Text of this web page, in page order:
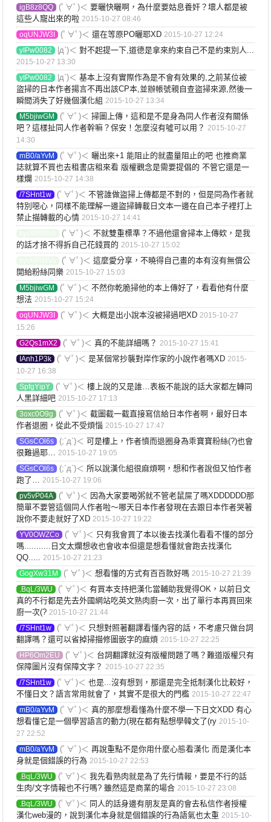
igB8z8QQ (ﾟ∀ﾟ)＜ 要曬快曬啊，為什麼要姑息養奸？壞人都是被
這些人寵出來的啦2015-10-27 08:46
oqUNJW3I
(ﾟ∀ﾟ)＜ 還在等原PO曬耶XD2015-10-27 12:24
yIPw0082
|д`)＜ 對不起提一下,道德是拿來約束自己不是約束別人...
2015-10-27 13:30
yIPw0082
|д`)＜ 基本上沒有實際作為是不會有效果的,之前某位被
盜掃的日本作者揚言不再出該CP本,並辦帳號親自查盜掃來源,然後一
瞬間消失了好幾個漢化組2015-10-27 13:34
M5bjiwGM
(ﾟ∀ﾟ)＜ 掃圖上傳，這和是不是身為同人作者沒有關係
吧？這樣扯同人作者幹嘛？保安！怎麼沒有噓可以用？2015-10-27
14:30
mB0/aYvM
(ﾟ∀ﾟ)＜ 曬出來+1 能阻止的就盡量阻止的吧 也推商業
誌就算不買也去租書店租來看 版權觀念是需要提倡的 不管它還是一
樣爛2015-10-27 14:38
/7SHnt1w
(ﾟ∀ﾟ)＜ 不管誰做盜掃上傳都是不對的，但是同為作者就
特別噁心，同樣不能理解一邊盜掃轉載日文本一邊在自己本子裡打上
禁止描轉載的心情2015-10-27 14:41
(ﾟ∀ﾟ)＜ 不就雙重標準？不過他還會掃本上傳欸，是我
的話才捨不得拆自己花錢買的2015-10-27 15:02
(ﾟ∀ﾟ)＜ 這麼愛分享，不曉得自己畫的本有沒有無償公
開給粉絲同樂2015-10-27 15:03
M5bjiwGM
(ﾟ∀ﾟ)＜ 不然你乾脆掃他的本上傳好了，看看他有什麼
想法2015-10-27 15:24
oqUNJW3I
(ﾟ∀ﾟ)＜ 大概是出小說本沒被掃過吧XD2015-10-27
15:26
G2Qs1mX2
(ﾟ∀ﾟ)＜ 真的不能詳細嗎？2015-10-27 15:41
IAnh1P3k
(ﾟ∀ﾟ)＜ 是某個常抄襲對岸作家的小說作者嗎XD2015-
10-27 16:38
SpfgYipY
(ﾟ∀ﾟ)＜ 樓上說的又是誰…表板不能說的話大家都左轉同
人黑詳細吧2015-10-27 17:13
3oxc0O9g
(ﾟ∀ﾟ)＜ 截圖截一截直接寫信給日本作者啊，最好日本
作者退圈，從此不受煩惱2015-10-27 17:47
SGsCOl6s
(;´д`)＜ 可是樓上，作者憤而退圈身為乖寶寶粉絲(?)也會
很難過耶…2015-10-27 19:05
SGsCOl6s
(;´д`)＜ 所以說漢化組很麻煩啊，想和作者說但又怕作者
跑了…2015-10-27 19:06
pv5vP04A
(ﾟ∀ﾟ)＜ 因為大家要喝粥就不管老鼠屎了嗎XDDDDDD那
簡單不要管這個同人作者啦～哪天日本作者發現在去跟日本作者哭著
說你不要走就好了XD2015-10-27 19:22
YV0OWZCo
(ﾟ∀ﾟ)＜ 只有我會買了本以後去找漢化看看不懂的部分
嗎...........日文太爛想收也會收本但還是想看懂就會跑去找漢化
QQ.....2015-10-27 21:23
GogXw31M
(ﾟ∀ﾟ)＜ 想看懂的方式有百百款好嗎2015-10-27 21:39
.BqL/3WU
(ﾟ∀ﾟ)＜ 有買本支持把漢化當輔助我覺得OK，以前日文
真的不行都是先去外國網站吃英文熟肉廚一次，出了單行本再買回來
廚一次(?2015-10-27 21:44
/7SHnt1w
(ﾟ∀ﾟ)＜ 只想對照著翻譯看懂內容的話，不考慮只做台詞
翻譯嗎？還可以省掉掃描修圖嵌字的麻煩2015-10-27 22:25
HP6Om2EU
(ﾟ∀ﾟ)＜ 台詞翻譯就沒有版權問題了嗎？難道版權只有
保障圖片沒有保障文字？2015-10-27 22:35
/7SHnt1w
(ﾟ∀ﾟ)＜ 也是...沒有想到，那還是完全抵制漢化比較好，
不懂日文？語言常用就會了，其實不是很大的門檻2015-10-27 22:47
mB0/aYvM
(ﾟ∀ﾟ)＜ 真的那麼想看懂為什麼不學一下日文XDD 有心
想看懂它是一個學習語言的動力(現在都有點想學韓文了(ry2015-10-
27 22:52
mB0/aYvM
(ﾟ∀ﾟ)＜ 再說重點不是你用什麼心態看漢化 而是漢化本
身就是個錯誤的行為2015-10-27 22:53
.BqL/3WU
(ﾟ∀ﾟ)＜ 我先看熟肉就是為了先行情報，要是不行的話
生肉/文字情報也不行嗎? 雖然這是商業的場合2015-10-27 23:08
.BqL/3WU
(ﾟ∀ﾟ)＜ 同人的話身邊有朋友是真的會去私信作者授權
漢化web漫的，說到漢化本身就是個錯誤的行為語氣也太重2015-10-